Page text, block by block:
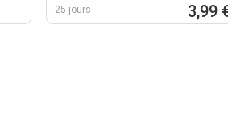
25 jours 3,99